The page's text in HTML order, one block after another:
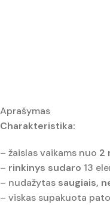
Aprašymas
Charakteristika:
– žaislas vaikams nuo 2
– rinkinys sudaro 13
– nudažytas saugiais,
– viskas supakuota